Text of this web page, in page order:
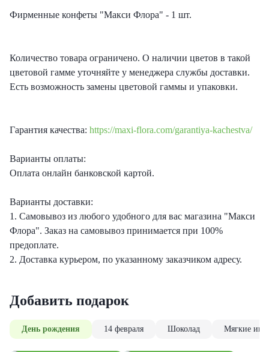
Фирменные конфеты "Макси Флора" - 1 шт.
Количество товара ограничено. О наличии цветов в такой
цветовой гамме уточняйте у менеджера службы доставки.
Есть возможность замены цветовой гаммы и упаковки.
Гарантия качества: https://maxi-flora.com/garantiya-kachestva/
Варианты оплаты:
Оплата онлайн банковской картой.
Варианты доставки:
1. Самовывоз из любого удобного для вас магазина "Макси
Флора". Заказ на самовывоз принимается при 100%
предоплате.
2. Доставка курьером, по указанному заказчиком адресу.
Добавить подарок
День рождения 14 февраля Шоколад Мягкие